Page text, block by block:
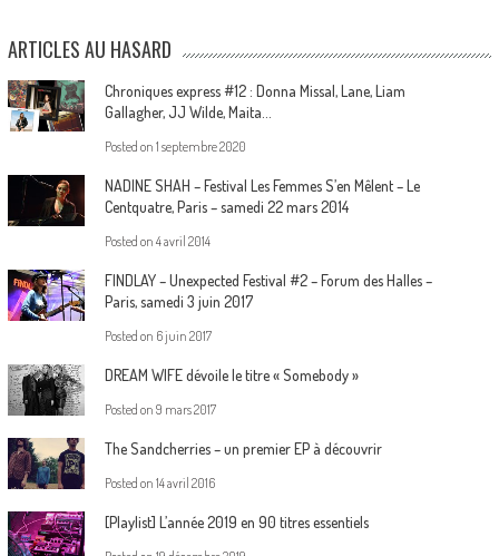
ARTICLES AU HASARD
Chroniques express #12 : Donna Missal, Lane, Liam
Gallagher, JJ Wilde, Maita…
Posted on 1 septembre 2020
NADINE SHAH – Festival Les Femmes S’en Mêlent – Le
Centquatre, Paris – samedi 22 mars 2014
Posted on 4 avril 2014
FINDLAY – Unexpected Festival #2 – Forum des Halles –
Paris, samedi 3 juin 2017
Posted on 6 juin 2017
DREAM WIFE dévoile le titre « Somebody »
Posted on 9 mars 2017
The Sandcherries – un premier EP à découvrir
Posted on 14 avril 2016
[Playlist] L’année 2019 en 90 titres essentiels